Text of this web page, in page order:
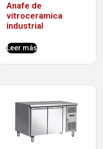
Anafe de
vitroceramica
industrial
Leer más